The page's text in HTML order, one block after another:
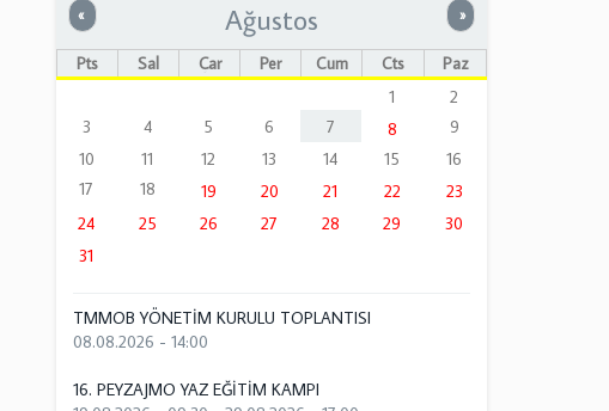
« Önceki »Sonraki
Ağustos
Pts Sal Çar Per Cum Cts
Paz
1
2
3
4 5 6 7 8
9
10
11 12 13 14 15
16
17
18 19 20 21 22
23
24
25 26 27 28 29
30
31
TMMOB YÖNETİM KURULU TOPLANTISI
08.08.2026 - 14:00
16. PEYZAJMO YAZ EĞİTİM KAMPI